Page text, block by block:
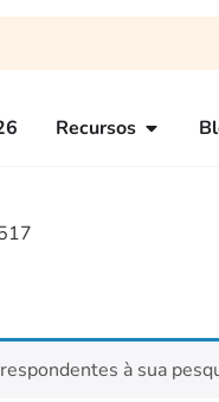
Recursos
à sua